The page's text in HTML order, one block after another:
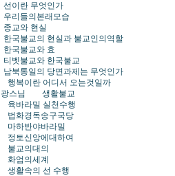
란 무엇인가
들의본래모습
와 현실
교의 현실과 불교인의역할
불교와 효
불교와 한국불교
일의 당면과제는 무엇인가
이란 어디서 오는것일까
광스님 생활불교
라밀 실천수행
경독송구국당
반야바라밀
신앙에대하여
교의대의
엄의세계
속의 선 수행